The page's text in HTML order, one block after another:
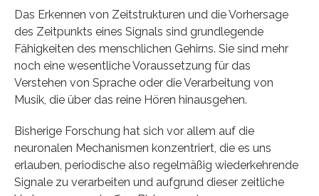
Das Erkennen von Zeitstrukturen und die Vorhersage
des Zeitpunkts eines Signals sind grundlegende
Fähigkeiten des menschlichen Gehirns. Sie sind mehr
noch eine wesentliche Voraussetzung für das
Verstehen von Sprache oder die Verarbeitung von
Musik, die über das reine Hören hinausgehen.
Bisherige Forschung hat sich vor allem auf die
neuronalen Mechanismen konzentriert, die es uns
erlauben, periodische also regelmäßig wiederkehrende
Signale zu verarbeiten und aufgrund dieser zeitliche